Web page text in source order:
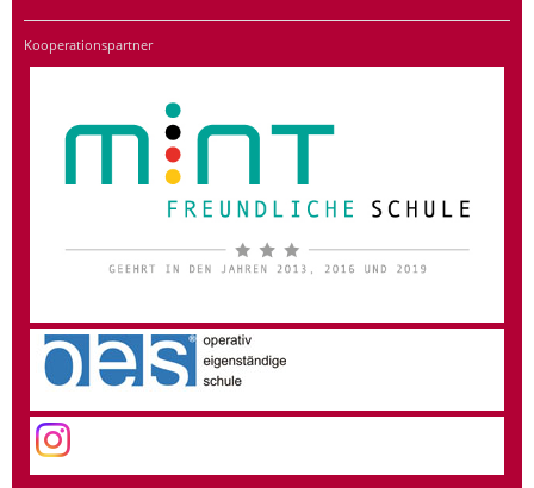
Kooperationspartner